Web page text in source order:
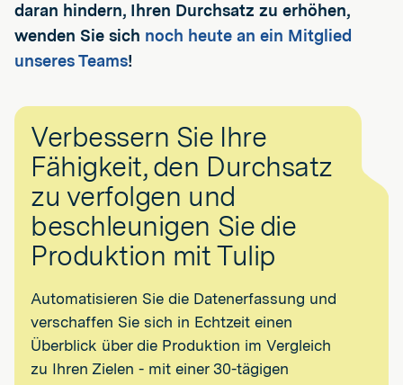
daran hindern, Ihren Durchsatz zu erhöhen,
wenden Sie sich noch heute an ein Mitglied
unseres Teams!
Verbessern Sie Ihre
Fähigkeit, den Durchsatz
zu verfolgen und
beschleunigen Sie die
Produktion mit Tulip
Automatisieren Sie die Datenerfassung und
verschaffen Sie sich in Echtzeit einen
Überblick über die Produktion im Vergleich
zu Ihren Zielen - mit einer 30-tägigen